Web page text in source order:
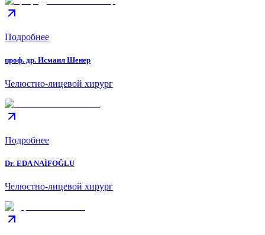
Подробнее
проф. др. Исмаил Шенер
Челюстно-лицевой хирург
Подробнее
Dr. EDA NAİFOĞLU
Челюстно-лицевой хирург